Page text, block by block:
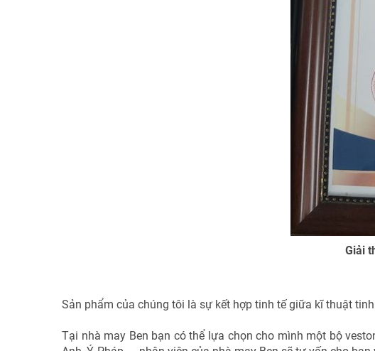
Giải
Sản phẩm của chúng tôi là sự kết hợp tinh tế giữa kĩ thuật
Tại nhà may Ben bạn có thể lựa chọn cho mình một bộ